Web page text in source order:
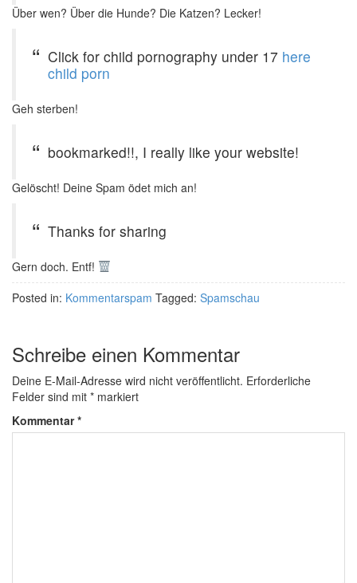
Über wen? Über die Hunde? Die Katzen? Lecker!
Click for child pornography under 17 here
child porn
Geh sterben!
bookmarked!!, I really like your website!
Gelöscht! Deine Spam ödet mich an!
Thanks for sharing
Gern doch. Entf!
Posted in: Kommentarspam Tagged: Spamschau
Schreibe einen Kommentar
Deine E-Mail-Adresse wird nicht veröffentlicht. Erforderliche
Felder sind mit * markiert
Kommentar*